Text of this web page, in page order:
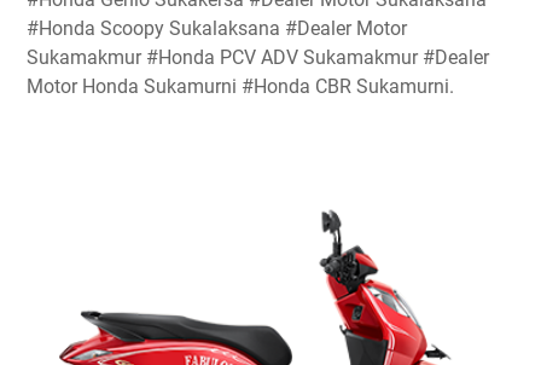
#Honda Scoopy Sukalaksana #Dealer Motor
Sukamakmur #Honda PCV ADV Sukamakmur #Dealer
Motor Honda Sukamurni #Honda CBR Sukamurni.